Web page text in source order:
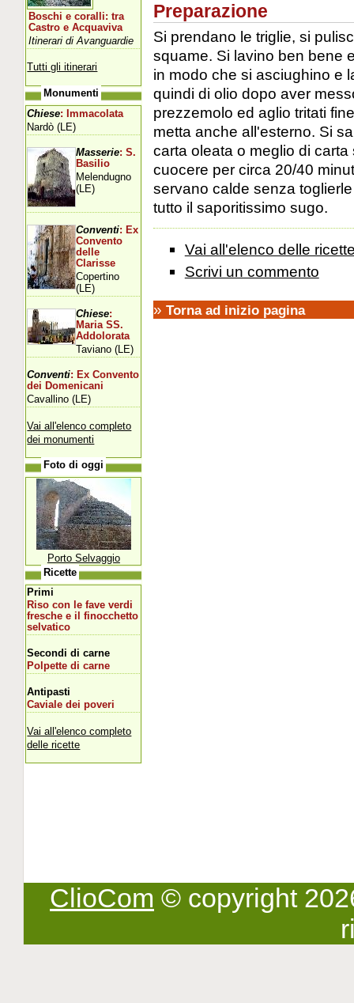
Preparazione
Si prendano le triglie, si
squame. Si lavino ben bene
in modo che si asciughino e
quindi di olio dopo aver
prezzemolo ed aglio tritati
metta anche all'esterno. Si
carta oleata o meglio di
cuocere per circa 20/40
servano calde senza
tutto il saporitissimo sugo.
Vai all'elenco delle
Scrivi un commento
» Torna ad inizio pagina
Boschi e coralli: tra
Castro e Acquaviva
Itinerari di Avanguardie
Tutti gli itinerari
Monumenti
Chiese: Immacolata
Nardò (LE)
Masserie: S.
Basilio
Melendugno
(LE)
Conventi: Ex
Convento
delle
Clarisse
Copertino
(LE)
Chiese:
Maria SS.
Addolorata
Taviano (LE)
Conventi: Ex Convento
dei Domenicani
Cavallino (LE)
Vai all'elenco completo
dei monumenti
Foto di oggi
Porto Selvaggio
Ricette
Primi
Riso con le fave verdi
fresche e il finocchetto
selvatico
Secondi di carne
Polpette di carne
Antipasti
Caviale dei poveri
Vai all'elenco completo
delle ricette
ClioCom © copyright